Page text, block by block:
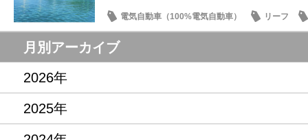
電気自動車（100%電気自動車）
リーフ
話題の情報
月別アーカイブ
2026年
2025年